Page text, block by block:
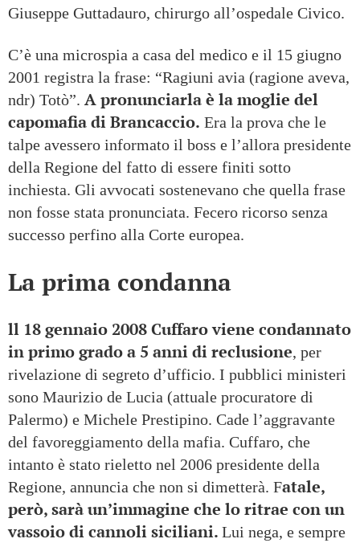
Giuseppe Guttadauro, chirurgo all’ospedale Civico.
C’è una microspia a casa del medico e il 15 giugno
2001 registra la frase: “Ragiuni avia (ragione aveva,
ndr) Totò”. A pronunciarla è la moglie del
capomafia di Brancaccio. Era la prova che le
talpe avessero informato il boss e l’allora presidente
della Regione del fatto di essere finiti sotto
inchiesta. Gli avvocati sostenevano che quella frase
non fosse stata pronunciata. Fecero ricorso senza
successo perfino alla Corte europea.
La prima condanna
ll 18 gennaio 2008 Cuffaro viene condannato
in primo grado a 5 anni di reclusione, per
rivelazione di segreto d’ufficio. I pubblici ministeri
sono Maurizio de Lucia (attuale procuratore di
Palermo) e Michele Prestipino. Cade l’aggravante
del favoreggiamento della mafia. Cuffaro, che
intanto è stato rieletto nel 2006 presidente della
Regione, annuncia che non si dimetterà. Fatale,
però, sarà un’immagine che lo ritrae con un
vassoio di cannoli siciliani. Lui nega, e sempre